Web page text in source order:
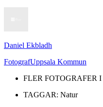
Daniel Ekbladh
FotografUppsala Kommun
FLER FOTOGRAFER I
TAGGAR: Natur